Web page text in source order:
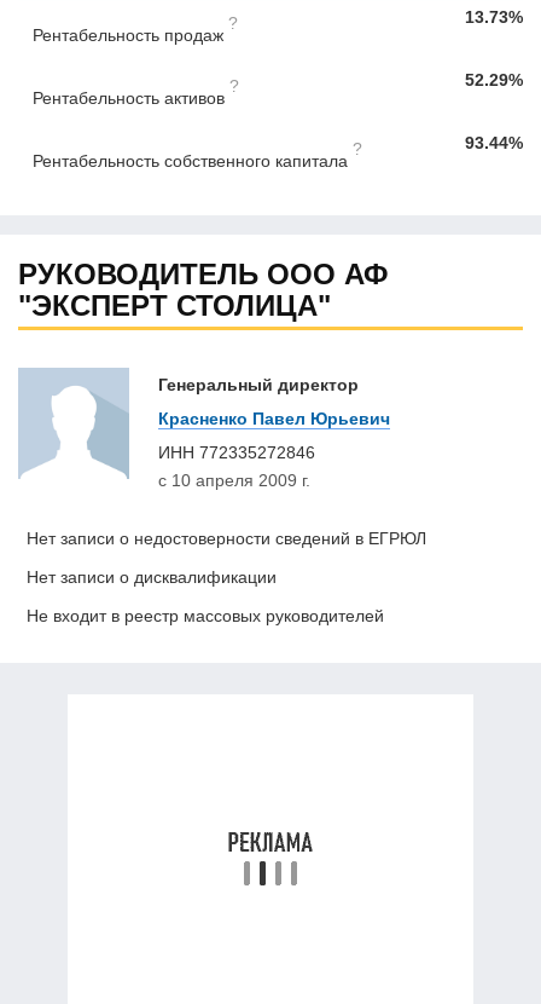
Рентабельность продаж
? 13.73%
Рентабельность активов
? 52.29%
Рентабельность собственного капитала
? 93.44%
РУКОВОДИТЕЛЬ ООО АФ
"ЭКСПЕРТ СТОЛИЦА"
Генеральный директор
Красненко Павел Юрьевич
ИНН 772335272846
с 10 апреля 2009 г.
Нет записи о недостоверности сведений в ЕГРЮЛ
Нет записи о дисквалификации
Не входит в реестр массовых руководителей